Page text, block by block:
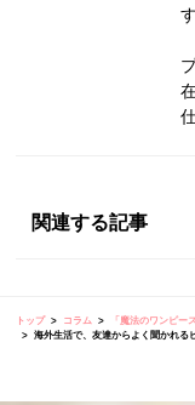
関連する記事
トップ コラム
「魔法のワンピー
海外生活で、友達からよく聞かれる